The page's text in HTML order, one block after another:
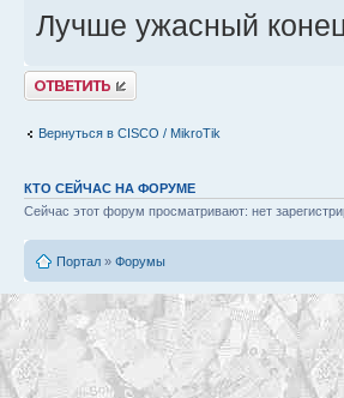
Лучше ужасный
Ответить
Вернуться в CISCO / MikroTik
КТО СЕЙЧАС НА ФОРУМЕ
Сейчас этот форум просматривают: нет
Портал » Форумы